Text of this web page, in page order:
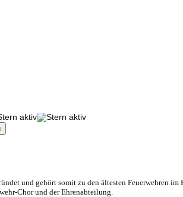
und gehört somit zu den ältesten Feuerwehren
Chor und der Ehrenabteilung.